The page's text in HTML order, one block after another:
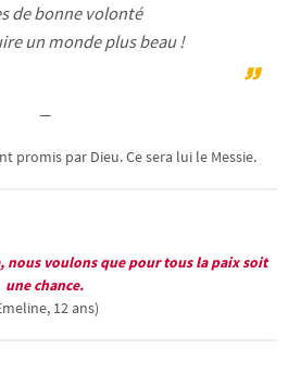
de bonne volonté
un monde plus beau !
—
promis par Dieu. Ce sera lui le Messie.
nous voulons que pour tous la paix soit
une chance.
12 ans)